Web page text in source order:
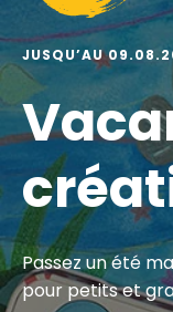
JUSQU’AU
Passez un été
pour petits et